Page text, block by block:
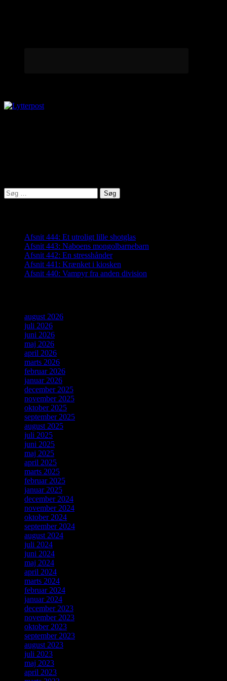
Søg
efter:
Afsnit 444: Et utroligt lille shotglas
Afsnit 443: Naboens mongolbarnebarn
Afsnit 442: En stresshånder
Afsnit 441: Krænket i kiosken
Afsnit 440: Vampyr fra anden division
august 2026
juli 2026
juni 2026
maj 2026
april 2026
marts 2026
februar 2026
januar 2026
december 2025
november 2025
oktober 2025
september 2025
august 2025
juli 2025
juni 2025
maj 2025
april 2025
marts 2025
februar 2025
januar 2025
december 2024
november 2024
oktober 2024
september 2024
august 2024
juli 2024
juni 2024
maj 2024
april 2024
marts 2024
februar 2024
januar 2024
december 2023
november 2023
oktober 2023
september 2023
august 2023
juli 2023
maj 2023
april 2023